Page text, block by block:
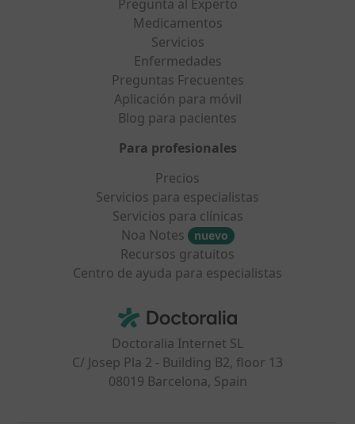
Pregunta al Experto
Medicamentos
Servicios
Enfermedades
Preguntas Frecuentes
Aplicación para móvil
Blog para pacientes
Para profesionales
Precios
Servicios para especialistas
Servicios para clínicas
Noa Notes
nuevo
Recursos gratuitos
Centro de ayuda para especialistas
Doctoralia - Página de inicio
Doctoralia Internet SL
C/ Josep Pla 2 - Building B2, floor 13
08019 Barcelona, Spain